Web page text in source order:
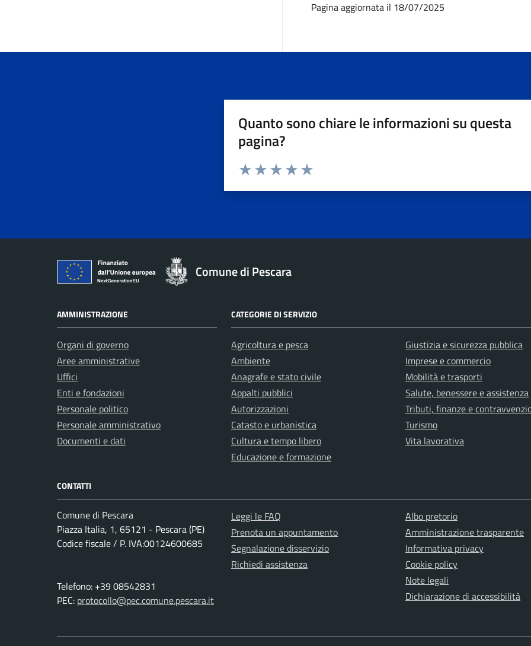
Pagina aggiornata il 18/07/2025
Quanto sono chiare le informazioni su questa
pagina?
Comune di Pescara
AMMINISTRAZIONE
Organi di governo
Aree amministrative
Uffici
Enti e fondazioni
Personale politico
Personale amministrativo
Documenti e dati
CATEGORIE DI SERVIZIO
Agricoltura e pesca
Ambiente
Anagrafe e stato civile
Appalti pubblici
Autorizzazioni
Catasto e urbanistica
Cultura e tempo libero
Educazione e formazione
Giustizia e sicurezza pubblica
Imprese e commercio
Mobilità e trasporti
Salute, benessere e assistenza
Tributi, finanze e
Turismo
Vita lavorativa
CONTATTI
Comune di Pescara
Piazza Italia, 1, 65121 - Pescara (PE)
Codice fiscale / P. IVA:00124600685
Telefono: +39 08542831
PEC: protocollo@pec.comune.pescara.it
Leggi le FAQ
Prenota un appuntamento
Segnalazione disservizio
Richiedi assistenza
Albo pretorio
Amministrazione trasparente
Informativa privacy
Cookie policy
Note legali
Dichiarazione di accessibilità